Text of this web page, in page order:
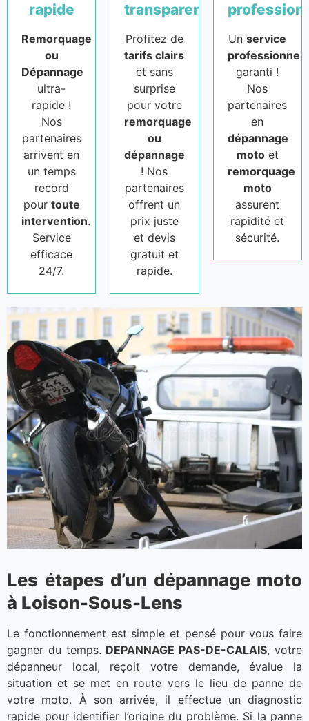
rapide
Remorquage
ou
Dépannage
ultra-
rapide !
Nos
partenaires
arrivent en
un temps
record
pour toute
intervention.
Service
efficace
24/7.
transparents
Profitez de
tarifs clairs
et sans
surprise
pour votre
remorquage
ou
dépannage
! Nos
partenaires
offrent un
prix juste
et devis
gratuit et
rapide.
Unservice
professionnel
garanti !
Nos
partenaires
en
dépannage
motoet
remorquage
moto
assurent
rapidité et
sécurité.
Les étapes d’un dépannage moto
à Loison-Sous-Lens
Le fonctionnement est simple et pensé pour vous faire
gagner du temps. DEPANNAGE PAS-DE-CALAIS, votre
dépanneur local, reçoit votre demande, évalue la
situation et se met en route vers le lieu de panne de
votre moto. À son arrivée, il effectue un diagnostic
rapide pour identifier l’origine du problème. Si la panne